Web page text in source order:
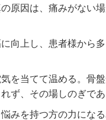
原因は、痛みがない
向上し、患者様から
を当てて温める。骨
ず、その場しのぎで
悩みを持つ方の力にな